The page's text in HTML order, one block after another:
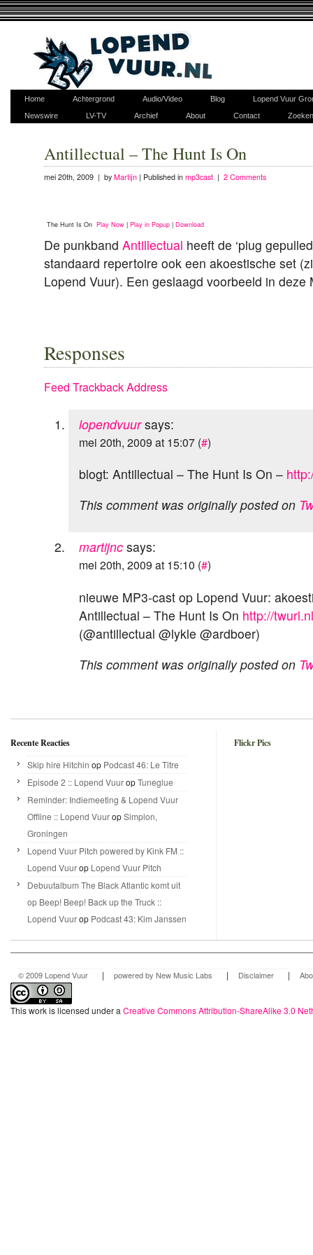
Home Achtergrond Audio/Video Blog
Lopend Vuur
Newswire
LV-TV Archief About Contact Zoeken
Antillectual – The Hunt Is On
mei 20th, 2009 | by Martijn | Published in mp3cast | 2 Comments
The Hunt Is On Play Now |Play in Popup |Download
De punkband Antillectual heeft de ‘plug
standaard repertoire ook een akoestische set
Lopend Vuur). Een geslaagd voorbeeld in deze
Responses
Feed Trackback Address
lopendvuursays:
mei 20th, 2009 at 15:07 (#)
blogt: Antillectual – The Hunt Is On –
This comment was originally posted on
martijnc says:
mei 20th, 2009 at 15:10 (#)
nieuwe MP3-cast op Lopend Vuur:
Antillectual – The Hunt Is On http://
(@antillectual @lykle @ardboer)
This comment was originally posted on
Recente Reacties
Skip hire Hitchin op Podcast 46: Le Titre
Episode 2 :: Lopend VuuropTuneglue
Reminder: Indiemeeting & Lopend Vuur
Offline :: Lopend VuuropSimplon,
Groningen
Lopend Vuur Pitch powered by Kink FM ::
Lopend Vuurop Lopend Vuur Pitch
Debuutalbum The Black Atlantic komt uit
op Beep! Beep! Back up the Truck ::
Lopend Vuurop Podcast 43: Kim Janssen
Flickr Pics
© 2009 Lopend Vuur | powered by New Music Labs | Disclaimer |
This work is licensed under a Creative Commons Attribution-ShareAlike 3.0